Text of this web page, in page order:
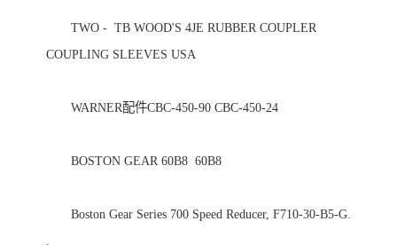
TWO -  TB WOOD'S 4JE RUBBER COUPLER
COUPLING SLEEVES USA
WARNER配件CBC-450-90 CBC-450-24
BOSTON GEAR 60B8  60B8
Boston Gear Series 700 Speed Reducer, F710-30-B5-G.